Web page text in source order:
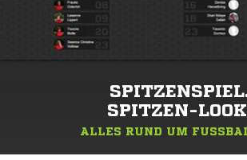
SPITZEN-
ALLES RUND UM